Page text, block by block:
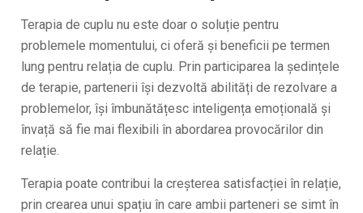
Terapia de cuplu nu este doar o soluție pentru
problemele momentului, ci oferă și beneficii pe termen
lung pentru relația de cuplu. Prin participarea la ședințele
de terapie, partenerii își dezvoltă abilități de rezolvare a
problemelor, își îmbunătățesc inteligența emoțională și
învață să fie mai flexibili în abordarea provocărilor din
relație.
Terapia poate contribui la creșterea satisfacției în relație,
prin crearea unui spațiu în care ambii parteneri se simt în